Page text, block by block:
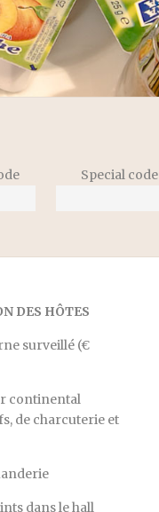
Special code
DES HÔTES
surveillé (€
continental
de charcuterie et
dans le hall